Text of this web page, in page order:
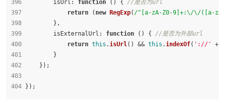
isUrl : function ( ) { //是否为url
return ( new RegExp( /^[a-zA-Z0-9]+:\/\/([a-
        },
isExternalUrl : function ( ) { //是否为外部url
return this .isUrl() && this .indexOf( '://' +
        }
    });
});